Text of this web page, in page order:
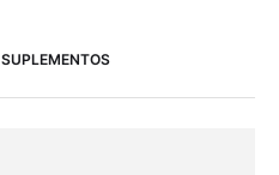
SUPLEMENTOS